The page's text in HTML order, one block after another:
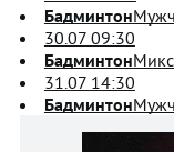
Фехтование
Футбол
Хоккей
на
Бадминтон
30.07 09:30
Бадминтон
31.07 14:30
Бадминтон
Фехтование
Футбол
Хоккей
на